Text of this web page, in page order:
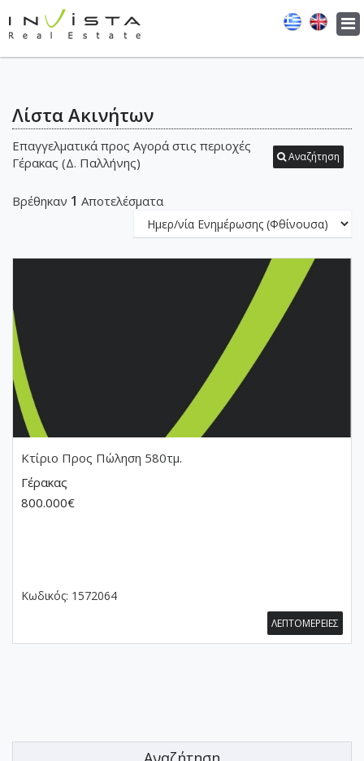
Λίστα Ακινήτων
Αναζήτηση
Επαγγελματικά προς Αγορά στις περιοχές
Γέρακας (Δ. Παλλήνης)
Βρέθηκαν 1 Αποτελέσματα
Κτίριο Προς Πώληση 580τμ.
Γέρακας
800.000€
Κωδικός: 1572064
ΛΕΠΤΟΜΕΡΕΙΕΣ